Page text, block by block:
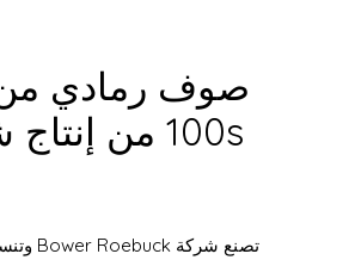
100s من إنتاج شركة Bower Roebuck